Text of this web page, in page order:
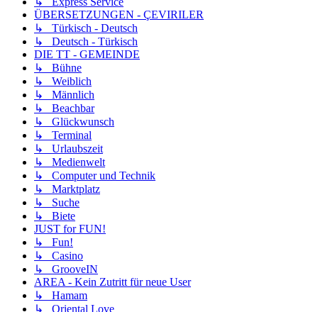
ÜBERSETZUNGEN - ÇEVIRILER
↳ Türkisch - Deutsch
↳ Deutsch - Türkisch
DIE TT - GEMEINDE
↳ Bühne
↳ Weiblich
↳ Männlich
↳ Beachbar
↳ Glückwunsch
↳ Terminal
↳ Urlaubszeit
↳ Medienwelt
↳ Computer und Technik
↳ Marktplatz
↳ Suche
↳ Biete
JUST for FUN!
↳ Fun!
↳ Casino
↳ GrooveIN
AREA - Kein Zutritt für neue User
↳ Hamam
↳ Oriental Love